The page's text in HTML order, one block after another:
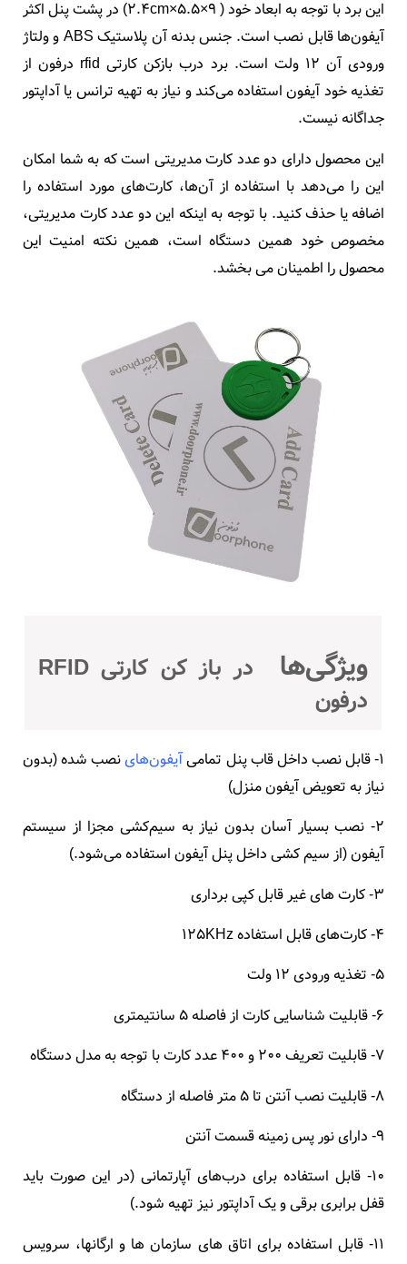
این برد با توجه به ابعاد خود ( 9×5.5×2.4cm) در پشت پنل اکثر
آیفون‌ها قابل نصب است. جنس بدنه آن پلاستیک ABS و ولتاژ
ورودی آن 12 ولت است. برد درب بازکن کارتی rfid درفون از
تغذیه خود آیفون استفاده می‌کند و نیاز به تهیه ترانس یا آداپتور
جداگانه نیست.
این محصول دارای دو عدد کارت مدیریتی است که به شما امکان
این را می‌دهد با استفاده از آن‌ها، کارت‌های مورد استفاده را
اضافه یا حذف کنید. با توجه به اینکه این دو عدد کارت مدیریتی،
مخصوص خود همین دستگاه است، همین نکته امنیت این
محصول را اطمینان می بخشد.
ویژگی‌ها
در باز کن کارتی RFID
درفون
1- قابل نصب داخل قاب پنل تمامی آیفون‌هاینصب شده (بدون
نیاز به تعویض آیفون منزل)
2- نصب بسیار آسان بدون نیاز به سیم‌کشی مجزا از سیستم
آیفون (از سیم کشی داخل پنل آیفون استفاده می‌شود.)
3- کارت های غیر قابل کپی برداری
4- کارت‌های قابل استفاده ۱۲۵KHz
5- تغذیه ورودی ۱۲ ولت
6- قابلیت شناسایی کارت از فاصله ۵ سانتیمتری
7- قابلیت تعریف ۲۰۰ و 400 عدد کارت با توجه به مدل دستگاه
8- قابلیت نصب
آنتن تا ۵ متر فاصله از دستگاه
9- دارای نور پس زمینه قسمت آنتن
10- قابل استفاده برای درب‌های آپارتمانی (در این صورت باید
قفل برابری برقی و یک آداپتور نیز تهیه شود.)
11- قابل استفاده برای اتاق های سازمان ها و ارگانها، سرویس